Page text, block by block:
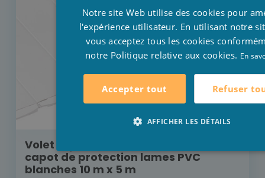
Volet Aquadeck moteur externe avec
capot de protection lames PVC
blanches 10 m x 5 m
Notre site Web utilise des cookies pour
l'expérience utilisateur. En utilisant notre
vous acceptez tous les cookies
notre Politique relative aux cookies. En
Accepter tout Refuser
AFFICHER LES DÉTAILS